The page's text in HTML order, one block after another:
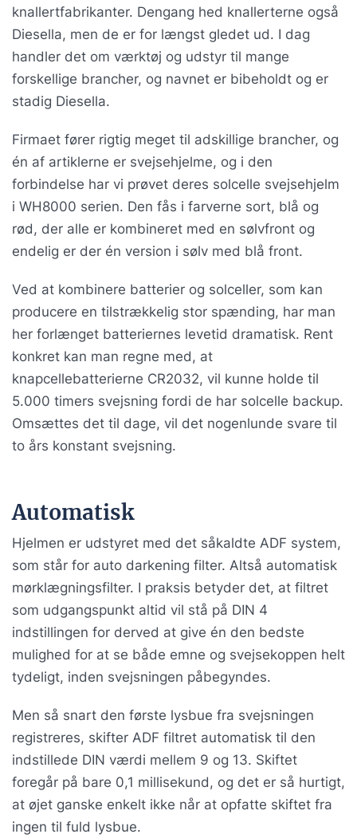
knallertfabrikanter. Dengang hed knallerterne også
Diesella, men de er for længst gledet ud. I dag
handler det om værktøj og udstyr til mange
forskellige brancher, og navnet er bibeholdt og er
stadig Diesella.
Firmaet fører rigtig meget til adskillige brancher, og
én af artiklerne er svejsehjelme, og i den
forbindelse har vi prøvet deres solcelle svejsehjelm
i WH8000 serien. Den fås i farverne sort, blå og
rød, der alle er kombineret med en sølvfront og
endelig er der én version i sølv med blå front.
Ved at kombinere batterier og solceller, som kan
producere en tilstrækkelig stor spænding, har man
her forlænget batteriernes levetid dramatisk. Rent
konkret kan man regne med, at
knapcellebatterierne CR2032, vil kunne holde til
5.000 timers svejsning fordi de har solcelle backup.
Omsættes det til dage, vil det nogenlunde svare til
to års konstant svejsning.
Automatisk
Hjelmen er udstyret med det såkaldte ADF system,
som står for auto darkening filter. Altså automatisk
mørklægningsfilter. I praksis betyder det, at filtret
som udgangspunkt altid vil stå på DIN 4
indstillingen for derved at give én den bedste
mulighed for at se både emne og svejsekoppen helt
tydeligt, inden svejsningen påbegyndes.
Men så snart den første lysbue fra svejsningen
registreres, skifter ADF filtret automatisk til den
indstillede DIN værdi mellem 9 og 13. Skiftet
foregår på bare 0,1 millisekund, og det er så hurtigt,
at øjet ganske enkelt ikke når at opfatte skiftet fra
ingen til fuld lysbue.